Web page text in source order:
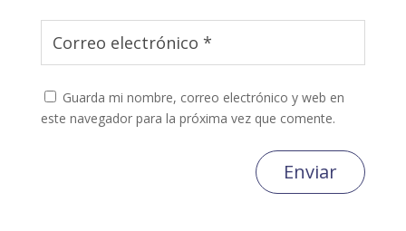
Guarda mi nombre, correo electrónico y web en
este navegador para la próxima vez que comente.
Enviar